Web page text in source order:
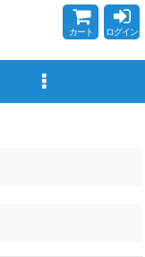
カート ログイン